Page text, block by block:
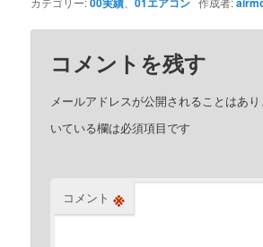
コメントを残す
メールアドレスが公開されることはあり
いている欄は必須項目です
コメント ※